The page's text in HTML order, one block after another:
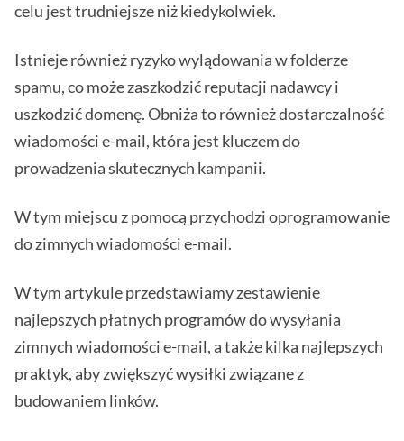
celu jest trudniejsze niż kiedykolwiek.
Istnieje również ryzyko wylądowania w folderze
spamu, co może zaszkodzić reputacji nadawcy i
uszkodzić domenę. Obniża to również dostarczalność
wiadomości e-mail, która jest kluczem do
prowadzenia skutecznych kampanii.
W tym miejscu z pomocą przychodzi oprogramowanie
do zimnych wiadomości e-mail.
W tym artykule przedstawiamy zestawienie
najlepszych płatnych programów do wysyłania
zimnych wiadomości e-mail, a także kilka najlepszych
praktyk, aby zwiększyć wysiłki związane z
budowaniem linków.